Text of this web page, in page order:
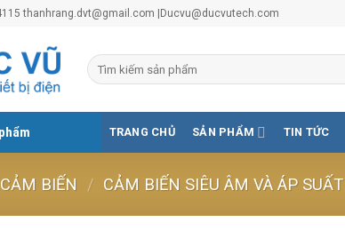
thanhrang.dvt@gmail.com |Ducvu@ducvutech.com
TRANG CHỦ SẢN PHẨM TIN TỨC
CẢM BIẾN / CẢM BIẾN SIÊU ÂM VÀ ÁP SUẤT